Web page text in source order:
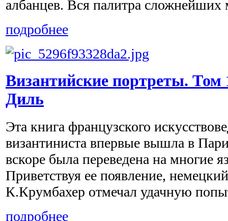
албанцев. Вся палитра
подробнее
Византийские портреты.
Диль
Эта книга французского
византиниста впервые вышла в
вскоре была переведена на многие
Приветствуя ее появление,
К.Крумбахер отмечал удачную
подробнее